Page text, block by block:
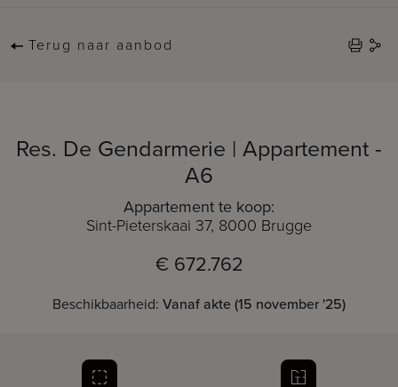
Terug naar aanbod
Res. De Gendarmerie | Appartement -
A6
Appartement te koop:
Sint-Pieterskaai 37, 8000 Brugge
€ 672.762
Beschikbaarheid: Vanaf akte (15 november '25)